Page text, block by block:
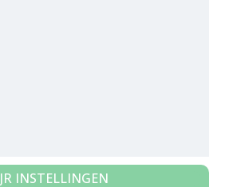
JR INSTELLINGEN